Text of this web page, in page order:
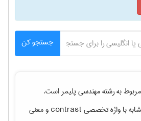
جستجو کن
به رشتهمهندسی پليمراست.
با واژه تخصصیcontrastو معنی